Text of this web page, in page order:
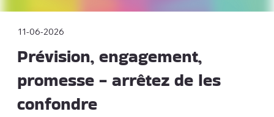
11-06-2026
Prévision, engagement,
promesse - arrêtez de les
confondre